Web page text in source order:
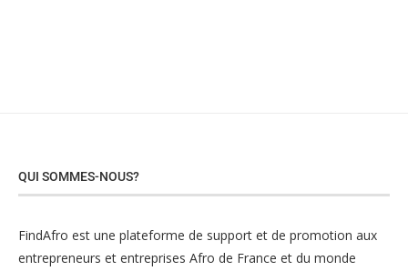
QUI SOMMES-NOUS?
FindAfro est une plateforme de support et de promotion aux
entrepreneurs et entreprises Afro de France et du monde